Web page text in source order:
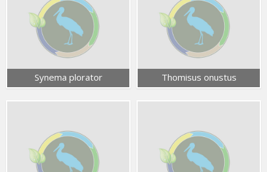
Synema plorator Thomisus onustus